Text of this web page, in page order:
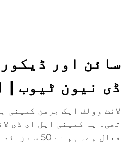
سائن اور
ڈی نیون ٹیوب |
تھی۔ یہ کمپنی ایل ای ڈی
فعال ہے۔